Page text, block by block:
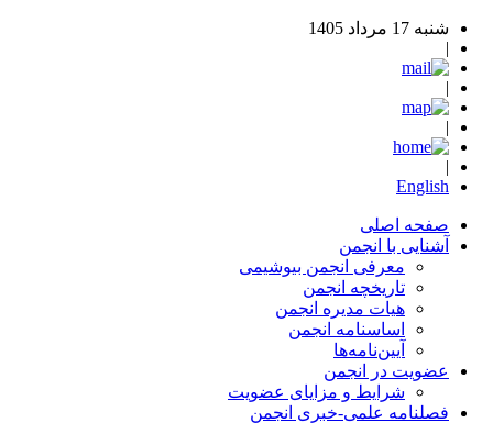
شنبه 17 مرداد 1405
English
صفحه اصلی
آشنایی با انجمن
معرفی انجمن بیوشیمی
تاریخچه انجمن
هیات مدیره انجمن
اساسنامه‌ انجمن
آیین‌نامه‌ها
عضویت در انجمن
شرایط و مزایای عضویت
فصلنامه علمی-خبری انجمن